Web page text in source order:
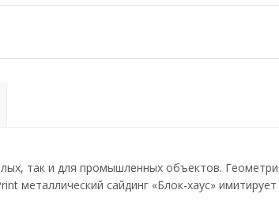
так и для промышленных объектов.
сайдинг «Блок-хаус»